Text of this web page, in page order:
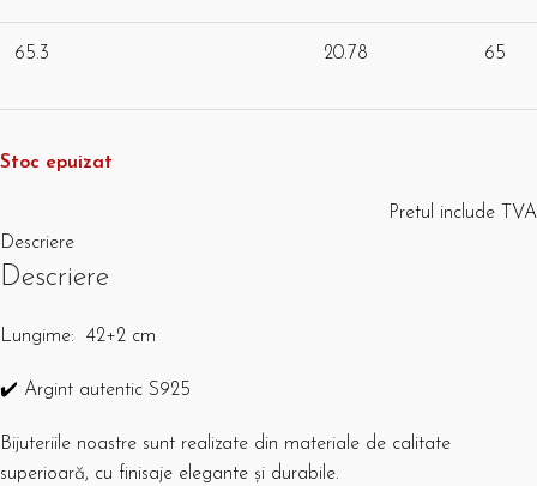
65.3 20.78 65
Stoc epuizat
Pretul include TVA
Descriere
Descriere
Lungime: 42+2 cm
✔️ Argint autentic S925
Bijuteriile noastre sunt realizate din materiale de calitate
superioară, cu finisaje elegante și durabile.